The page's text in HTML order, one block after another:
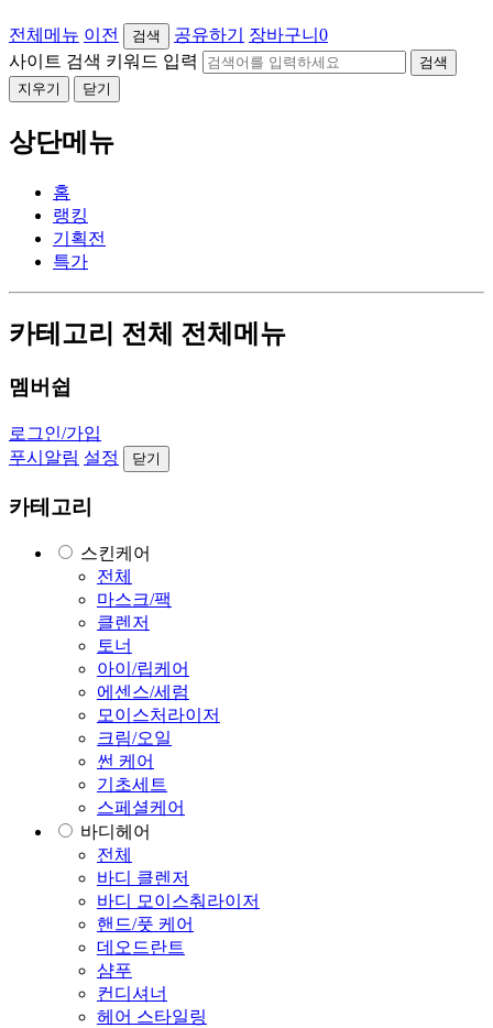
전체메뉴 이전 검색 공유하기 장바구니 0
사이트 검색 키워드 입력
검색
지우기
닫기
상단메뉴
홈
랭킹
기획전
특가
카테고리 전체 전체메뉴
멤버쉽
로그인/가입
푸시알림 설정 닫기
카테고리
스킨케어
전체
마스크/팩
클렌저
토너
아이/립케어
에센스/세럼
모이스처라이저
크림/오일
썬 케어
기초세트
스페셜케어
바디헤어
전체
바디 클렌저
바디 모이스춰라이저
핸드/풋 케어
데오드란트
샴푸
컨디셔너
헤어 스타일링